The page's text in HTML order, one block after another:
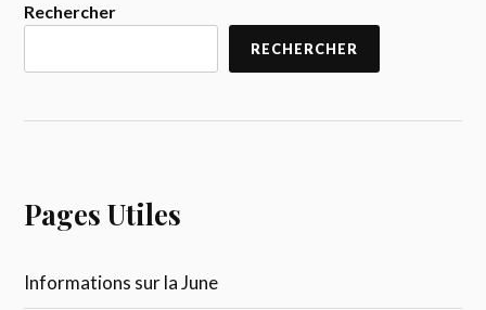
Rechercher
RECHERCHER
Pages Utiles
Informations sur la June